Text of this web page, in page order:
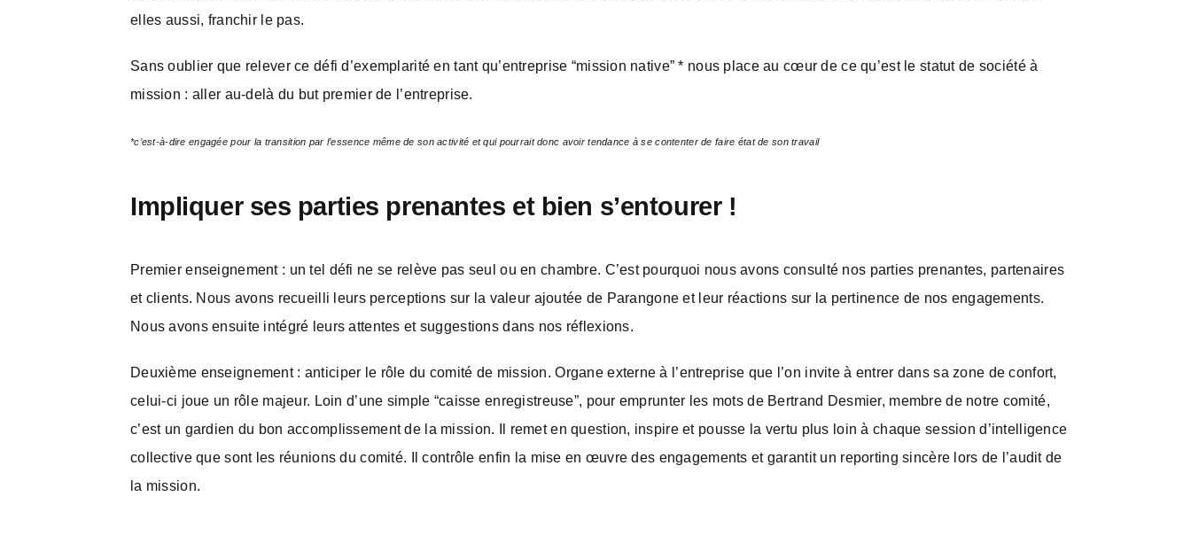
elles aussi, franchir le pas.
Sans oublier que relever ce défi d’exemplarité en tant qu’entreprise “mission native” * nous place au cœur de ce qu’est le statut de société à
mission : aller au-delà du but premier de l’entreprise.
*c’est-à-dire engagée pour la transition par l’essence même de son activité et qui pourrait donc avoir tendance à se contenter de faire état de son travail
Impliquer ses parties prenantes et bien s’entourer !
Premier enseignement : un tel défi ne se relève pas seul ou en chambre. C’est pourquoi nous avons consulté nos parties prenantes, partenaires
et clients. Nous avons recueilli leurs perceptions sur la valeur ajoutée de Parangone et leur réactions sur la pertinence de nos engagements.
Nous avons ensuite intégré leurs attentes et suggestions dans nos réflexions.
Deuxième enseignement : anticiper le rôle du comité de mission. Organe externe à l’entreprise que l’on invite à entrer dans sa zone de confort,
celui-ci joue un rôle majeur. Loin d’une simple “caisse enregistreuse”, pour emprunter les mots de Bertrand Desmier, membre de notre comité,
c’est un gardien du bon accomplissement de la mission. Il remet en question, inspire et pousse la vertu plus loin à chaque session d’intelligence
collective que sont les réunions du comité. Il contrôle enfin la mise en œuvre des engagements et garantit un reporting sincère lors de l’audit de
la mission.